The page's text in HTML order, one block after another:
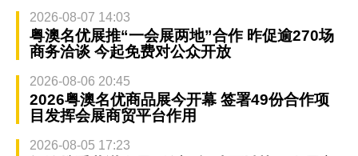
2026-08-07 14:03
粤澳名优展推“一会展两地”合作 昨促逾270场
商务洽谈 今起免费对公众开放
2026-08-06 20:45
2026粤澳名优商品展今开幕 签署49份合作项
目发挥会展商贸平台作用
2026-08-05 17:23